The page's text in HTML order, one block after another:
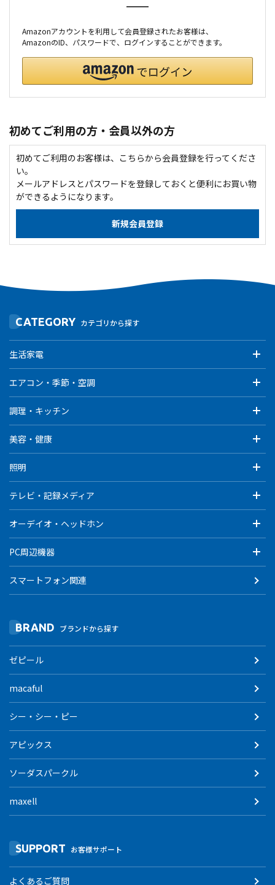
Amazonアカウントを利用して会員登録されたお客様は、
AmazonのID、パスワードで、ログインすることができます。
初めてご利用の方・会員以外の方
初めてご利用のお客様は、こちらから会員登録を行ってくださ
い。
メールアドレスとパスワードを登録しておくと便利にお買い物
ができるようになります。
CATEGORY カテゴリから探す
生活家電
エアコン・季節・空調
調理・キッチン
美容・健康
照明
テレビ・記録メディア
オーデイオ・ヘッドホン
PC周辺機器
スマートフォン関連
BRAND ブランドから探す
ゼピール
macaful
シー・シー・ピー
アピックス
ソーダスパークル
maxell
SUPPORT お客様サポート
よくあるご質問